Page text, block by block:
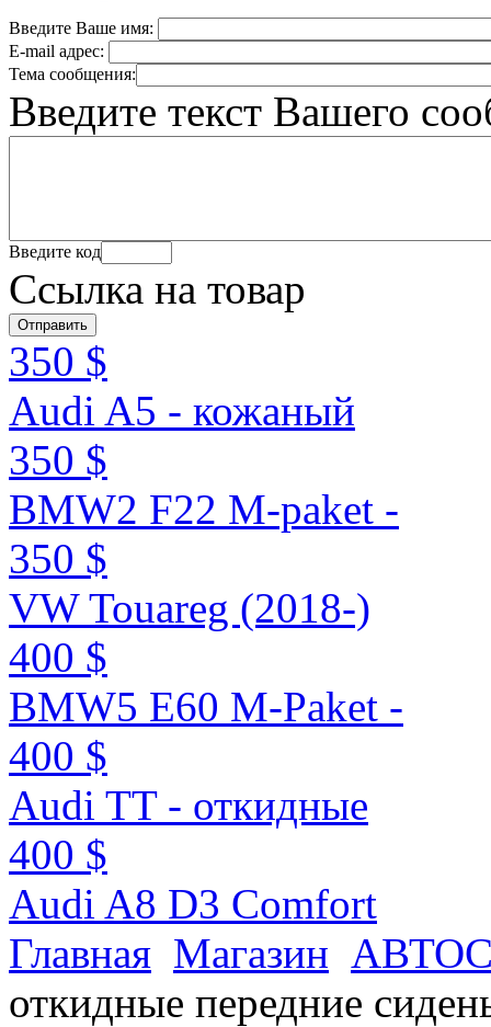
Введите Ваше имя:
E-mail адрес:
Тема сообщения:
Введите текст Вашего
Введите код
Ссылка на товар
350 $
Audi A5 - кожаный
350 $
BMW2 F22 M-paket -
350 $
VW Touareg (2018-)
400 $
BMW5 E60 M-Paket -
400 $
Audi TT - откидные
400 $
Audi A8 D3 Comfort
Главная Магазин
откидные передние